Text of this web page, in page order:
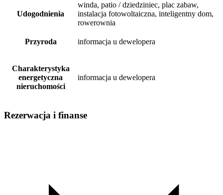
Udogodnienia
winda, patio / dziedziniec, plac zabaw,
instalacja fotowoltaiczna, inteligentny dom,
rowerownia
Przyroda informacja u dewelopera
Charakterystyka
energetyczna
nieruchomości
informacja u dewelopera
Rezerwacja i finanse